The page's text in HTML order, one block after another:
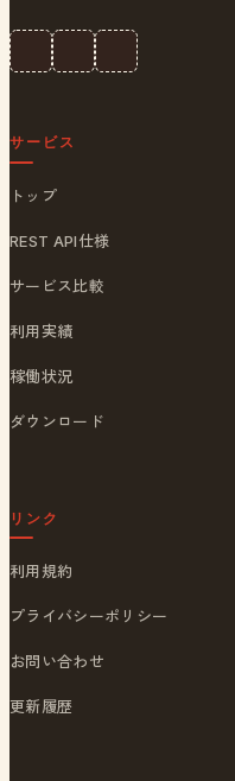
サービス
トップ
REST API仕様
サービス比較
利用実績
稼働状況
ダウンロード
リンク
利用規約
プライバシーポリシー
お問い合わせ
更新履歴